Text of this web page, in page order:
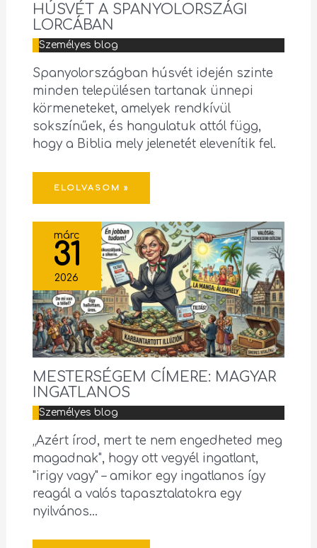
HÚSVÉT A SPANYOLORSZÁGI
LORCÁBAN
Személyes blog
Spanyolországban húsvét idején szinte
minden településen tartanak ünnepi
körmeneteket, amelyek rendkívül
sokszínűek, és hangulatuk attól függ,
hogy a Biblia mely jelenetét elevenítik fel.
ELOLVASOM »
márc
31
2026
MESTERSÉGEM CÍMERE: MAGYAR
INGATLANOS
Személyes blog
„Azért írod, mert te nem engedheted meg
magadnak", hogy ott vegyél ingatlant,
"irigy vagy" – amikor egy ingatlanos így
reagál a valós tapasztalatokra egy
nyilvános…